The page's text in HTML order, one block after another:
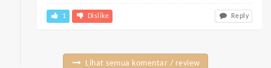
1 Dislike Reply
Lihat semua komentar / review